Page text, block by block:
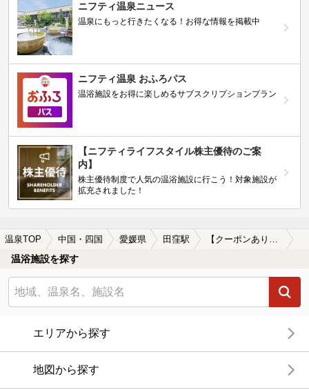
ニフティ温泉ニュース
温泉にもっと行きたくなる！お得な情報を掲載中
ニフティ温泉 おふろパス
温浴施設をお得に楽しめるサブスクリプションプラン
【ニフティライフスタイル株主優待のご案
内】
株主優待制度で人気の温浴施設に行こう！対象施設が
拡充されました！
温泉TOP 中国・四国 愛媛県 田窪駅 【クーポンあり】マッサージ、エステがある田窪駅近くの温泉、日帰り温泉、スーパー銭湯おすすめ
温浴施設を探す
エリアから探す
地図から探す